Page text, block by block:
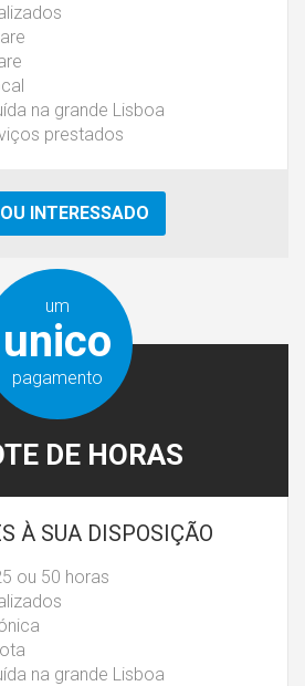
na grande Lisboa
prestados
INTERESSADO
um
unico
pagamento
DE HORAS
À SUA DISPOSIÇÃO
ou 50 horas
na grande Lisboa